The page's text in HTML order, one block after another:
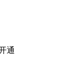
通